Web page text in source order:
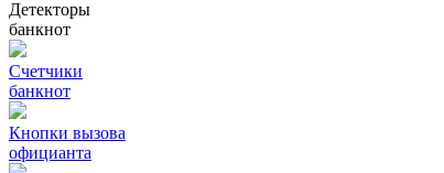
Детекторы
банкнот
Счетчики
банкнот
Кнопки вызова
официанта